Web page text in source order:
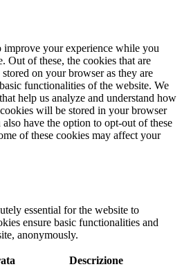
improve your experience while you
Out of these, the cookies that are
stored on your browser as they are
functionalities of the website. We
help us analyze and understand how
will be stored in your browser
have the option to opt-out of these
of these cookies may affect your
essential for the website to
ensure basic functionalities and
anonymously.
Descrizione